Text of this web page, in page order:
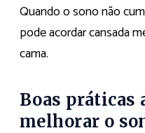
Quando o sono não
pode acordar cansada
cama.
Boas práticas
melhorar o